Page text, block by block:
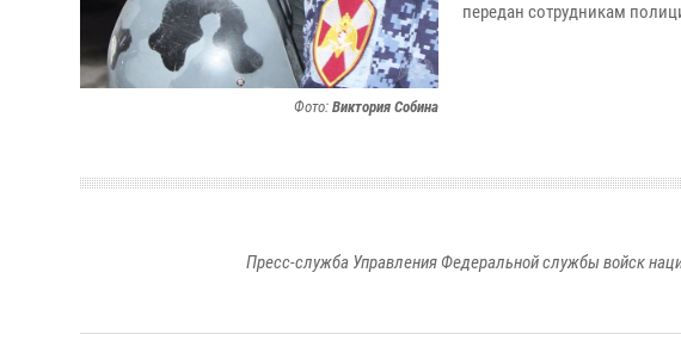
Фото: Виктория Собина
передан сотрудникам
Пресс-служба Управления Федеральной службы войск